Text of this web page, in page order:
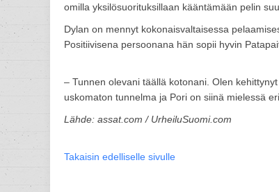
omilla yksilösuorituksillaan kääntämään pelin
Dylan on mennyt kokonaisvaltaisessa
Positiivisena persoonana hän sopii hyvin
– Tunnen olevani täällä kotonani. Olen
uskomaton tunnelma ja Pori on siinä mielessä
Lähde: assat.com / UrheiluSuomi.com
Takaisin edelliselle sivulle